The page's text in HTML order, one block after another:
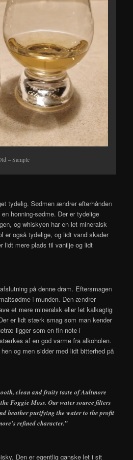
– Sample
tydelig. Sødmen ændrer efterhånden
honning-sødme. Der er tydelige
og whiskyen har en let mineralsk
er også tydelige, og lidt vand skader
lidt mere plads til vanilje og lidt
på denne dram. Eftersmagen
i munden. Den ændrer
et mere mineralsk eller let kalkagtig
er lidt stærk smag som man kender
ligger som en fin note i
af en god varme fra alkoholen.
og men sidder med lidt bitterhed på
clean and fruity taste of Aultmore
Foggie Moss. Our water source filters
heather purifying the water to the profit
refined character.”
Den er egentlig ganske let i sit